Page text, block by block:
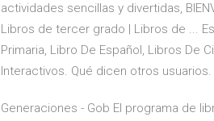
actividades sencillas y divertidas,
Libros de tercer grado | Libros de ...
Primaria, Libro De Español, Libros De
Interactivos. Qué dicen otros usuarios.
Generaciones - Gob El programa de